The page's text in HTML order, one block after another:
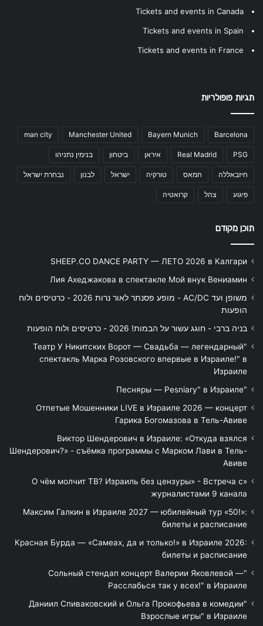
Tickets and events in Canada
Tickets and events in Spain
Tickets and events in France
תגיות פופולריות
Barcelona
Bayern Munich
Manchester United
man city
PSG
Real Madrid איראן ביטחון בנימין נתניהו
חיזבאללה חמאס טורקיה ישראל לבנון נבחרת ישראל
פיגוע צהל קרואטיה
תוכן מקודם
SHEEP.CO DANCE PARTY — ЛЕТО 2026 в Калгари
Лия Ахеджакова в спектакле Мой внук Вениамин
משופן ועד AC/DC - מופע פסנתר לאור נרות 2026 - כרטיסים ולוח
הופעות
בניה ברבי - חוגג עשור על הבמות! 2026 - כרטיסים ולוח הופעות
"Театр У Никитских Ворот — Свадьба — легендарный
спектакль Марка Розовского впервые в Израиле!" в
Израиле
"Песняры — Pesniary" в Израиле
Отпетые Мошенники LIVE в Израиле 2026 — концерт
Гарика Богомазова в Тель-Авиве
Виктор Шендерович в Израиле: «Откуда взялся
Шендерович?» - съёмка программы с Марком Лави в Тель-
Авиве
«О чём молчит ТВ? Израиль без цензуры» - Встреча с
журналистами 9 канала
Максим Галкин в Израиле 2027 — юбилейный тур «50!»:
билеты и расписание
Красная Бурда — «Самеах, да и только!» в Израиле 2026:
билеты и расписание
"Сольный стендап концерт Валерии Яковлевой —
Расслабься так у всех!" в Израиле
"Даниил Спиваковский и Ольга Прокофьева в комедии
Взрослые игры" в Израиле